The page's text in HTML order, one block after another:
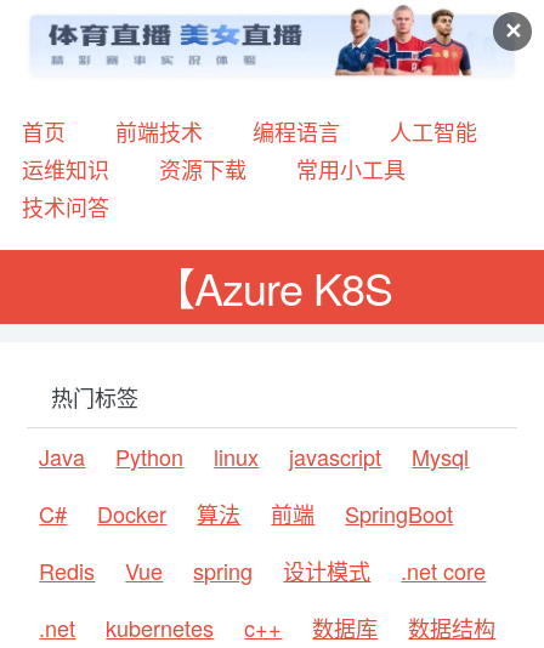
✕
首页 前端技术 编程语言
人工智能
运维知识
资源下载
常用小工具
技术问答
【Azure K8S
热门标签
Java
Python linux javascript
Mysql
C#
Docker 算法 前端
SpringBoot
Redis
Vue spring 设计模式
.net core
.net
kubernetes c++ 数据库
数据结构